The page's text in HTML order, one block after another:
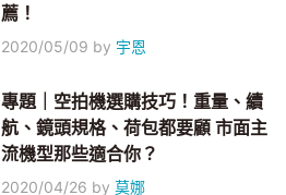
薦！
2020/05/09 by 宇恩
專題｜空拍機選購技巧！重量、續
航、鏡頭規格、荷包都要顧 市面主
流機型那些適合你？
2020/04/26 by莫娜